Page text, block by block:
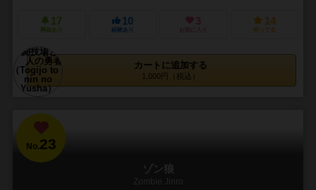
17
興味あり
10
経験あり
3
お気に入り
14
持ってる
カートに追加する
1,000円（税込）
No.23
ゾン狼
Zombie Jinro